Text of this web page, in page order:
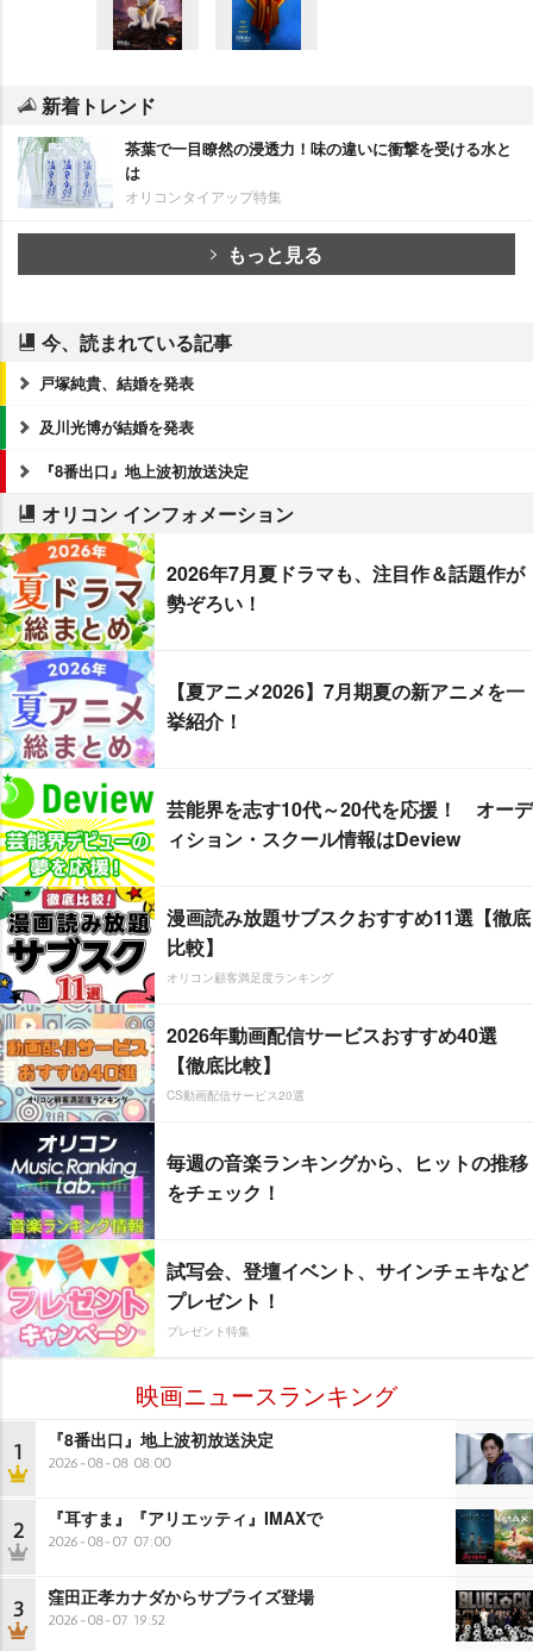
新着トレンド
茶葉で一目瞭然の浸透力！味の違いに衝撃を受ける水と
は
オリコンタイアップ特集
もっと見る
今、読まれている記事
戸塚純貴、結婚を発表
及川光博が結婚を発表
『8番出口』地上波初放送決定
オリコン インフォメーション
2026年7月夏ドラマも、注目作＆話題作が
勢ぞろい！
【夏アニメ2026】7月期夏の新アニメを一
挙紹介！
芸能界を志す10代～20代を応援！ オーデ
ィション・スクール情報はDeview
漫画読み放題サブスクおすすめ11選【徹底
比較】
オリコン顧客満足度ランキング
2026年動画配信サービスおすすめ40選
【徹底比較】
CS動画配信サービス20選
毎週の音楽ランキングから、ヒットの推移
をチェック！
試写会、登壇イベント、サインチェキなど
プレゼント！
プレゼント特集
映画ニュースランキング
1 『8番出口』地上波初放送決定
2026-08-08 08:00
2 『耳すま』『アリエッティ』IMAXで
2026-08-07 07:00
3 窪田正孝カナダからサプライズ登場
2026-08-07 19:52